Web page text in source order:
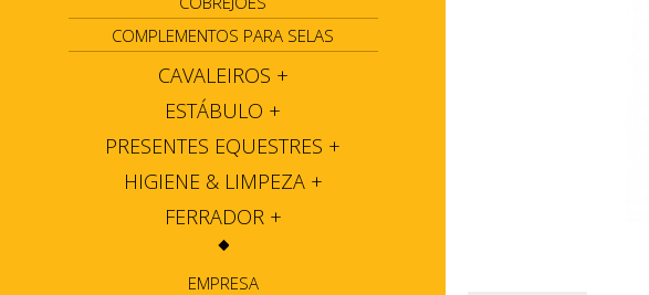
COMPLEMENTOS PARA SELAS
CAVALEIROS +
ESTÁBULO +
PRESENTES EQUESTRES +
HIGIENE & LIMPEZA +
FERRADOR +
EMPRESA